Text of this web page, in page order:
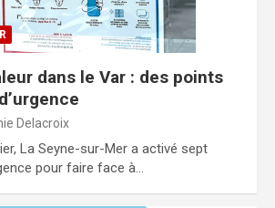
dans le Var : des points
Delacroix
La Seyne-sur-Mer a activé sept
pour faire face à…